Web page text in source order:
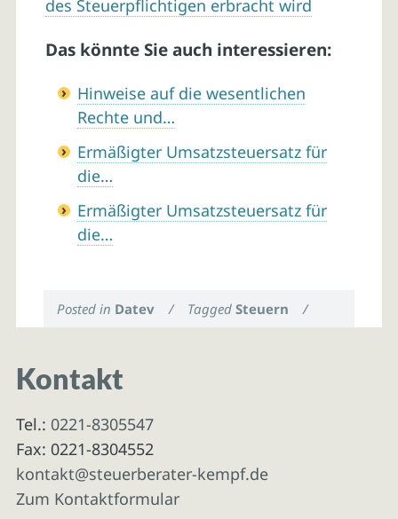
des Steuerpflichtigen erbracht wird
Das könnte Sie auch interessieren:
Hinweise auf die wesentlichen
Rechte und…
Ermäßigter Umsatzsteuersatz für
die…
Ermäßigter Umsatzsteuersatz für
die…
Posted in Datev / TaggedSteuern /
Kontakt
Tel.: 0221-8305547
Fax: 0221-8304552
kontakt@steuerberater-kempf.de
Zum Kontaktformular